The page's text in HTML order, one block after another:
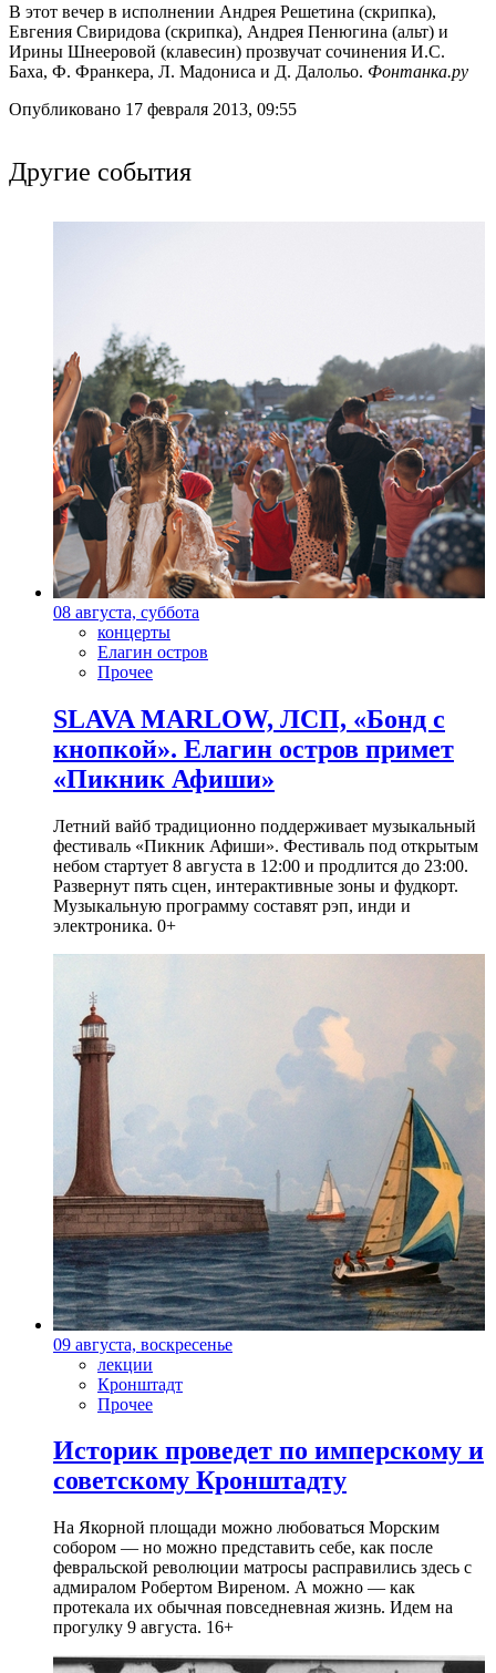
В этот вечер в исполнении Андрея Решетина (скрипка),
Евгения Свиридова (скрипка), Андрея Пенюгина (альт) и
Ирины Шнееровой (клавесин) прозвучат сочинения И.С.
Баха, Ф. Франкера, Л. Мадониса и Д. Далольо. Фонтанка.ру
Опубликовано 17 февраля 2013, 09:55
Другие события
08 августа, суббота
концерты
Елагин остров
Прочее
SLAVA MARLOW, ЛСП, «Бонд с
кнопкой». Елагин остров примет
«Пикник Афиши»
Летний вайб традиционно поддерживает музыкальный
фестиваль «Пикник Афиши». Фестиваль под открытым
небом стартует 8 августа в 12:00 и продлится до 23:00.
Развернут пять сцен, интерактивные зоны и фудкорт.
Музыкальную программу составят рэп, инди и
электроника. 0+
09 августа, воскресенье
лекции
Кронштадт
Прочее
Историк проведет по имперскому и
советскому Кронштадту
На Якорной площади можно любоваться Морским
собором — но можно представить себе, как после
февральской революции матросы расправились здесь с
адмиралом Робертом Виреном. А можно — как
протекала их обычная повседневная жизнь. Идем на
прогулку 9 августа. 16+